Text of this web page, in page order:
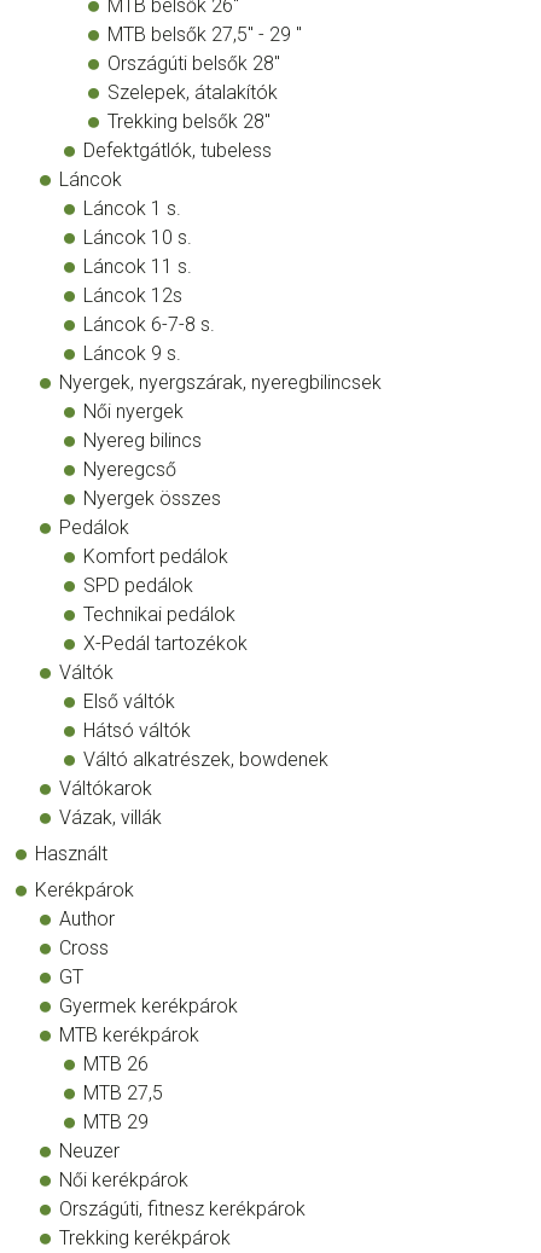
MTB belsők 26"
MTB belsők 27,5" - 29 "
Országúti belsők 28"
Szelepek, átalakítók
Trekking belsők 28"
Defektgátlók, tubeless
Láncok
Láncok 1 s.
Láncok 10 s.
Láncok 11 s.
Láncok 12s
Láncok 6-7-8 s.
Láncok 9 s.
Nyergek, nyergszárak, nyeregbilincsek
Női nyergek
Nyereg bilincs
Nyeregcső
Nyergek összes
Pedálok
Komfort pedálok
SPD pedálok
Technikai pedálok
X-Pedál tartozékok
Váltók
Első váltók
Hátsó váltók
Váltó alkatrészek, bowdenek
Váltókarok
Vázak, villák
Használt
Kerékpárok
Author
Cross
GT
Gyermek kerékpárok
MTB kerékpárok
MTB 26
MTB 27,5
MTB 29
Neuzer
Női kerékpárok
Országúti, fitnesz kerékpárok
Trekking kerékpárok